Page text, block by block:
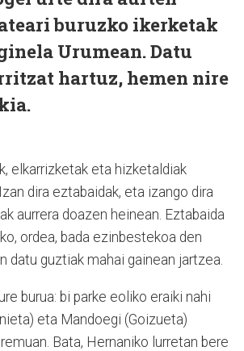
buruzko ikerketak
Urumean. Datu
hartuz, hemen nire
elkarrizketak eta hizketaldiak
dira eztabaidak, eta izango dira
aurrera doazen hei­nean. Eztabaida
ordea, bada ezinbestekoa den
datu guztiak mahai gainean jartzea.
burua: bi parke eoliko eraiki nahi
eta Mandoegi (Goizueta)
Bata, Hernaniko lurretan bere